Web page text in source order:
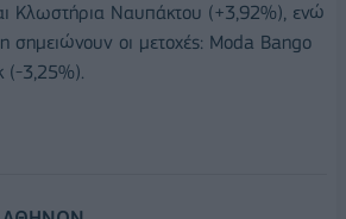
Κλωστήρια Ναυπάκτου (+3,92%), ενώ
σημειώνουν οι μετοχές: Moda Bango
(-3,25%).